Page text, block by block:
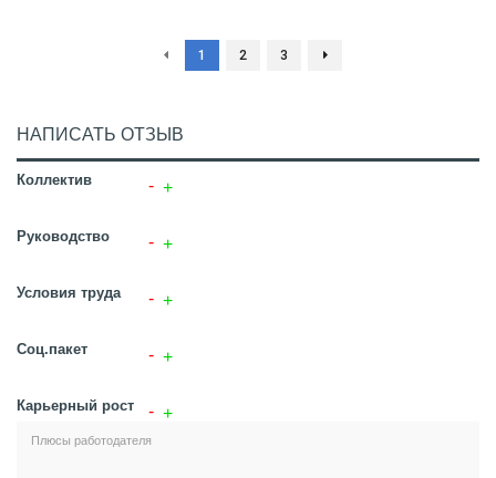
1 2 3
НАПИСАТЬ ОТЗЫВ
Коллектив
Руководство
Условия труда
Соц.пакет
Карьерный рост